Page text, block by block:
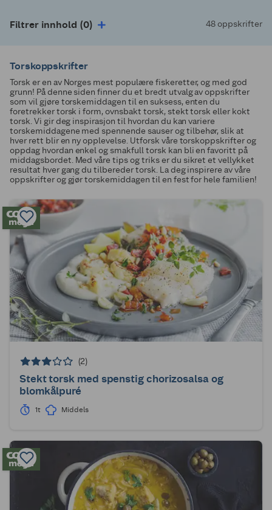
Filtrer innhold (0) 48 oppskrifter
Torskoppskrifter
Torsk er en av Norges mest populære fiskeretter, og med god
grunn! På denne siden finner du et bredt utvalg av oppskrifter
som vil gjøre torskemiddagen til en suksess, enten du
foretrekker torsk i form, ovnsbakt torsk, stekt torsk eller kokt
torsk. Vi gir deg inspirasjon til hvordan du kan variere
torskemiddagene med spennende sauser og tilbehør, slik at
hver rett blir en ny opplevelse. Utforsk våre torskoppskrifter og
oppdag hvordan enkel og smakfull torsk kan bli en favoritt på
middagsbordet. Med våre tips og triks er du sikret et vellykket
resultat hver gang du tilbereder torsk. La deg inspirere av våre
oppskrifter og gjør torskemiddagen til en fest for hele familien!
(2)
Stekt torsk med spenstig chorizosalsa og
blomkålpuré
1t Middels